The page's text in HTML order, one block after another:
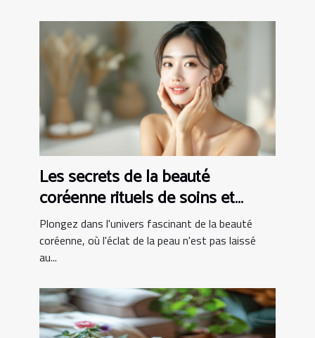
Les secrets de la beauté
coréenne rituels de soins et
produits innovants pour une peau
parfaite
Plongez dans l'univers fascinant de la beauté
coréenne, où l'éclat de la peau n'est pas laissé
au...